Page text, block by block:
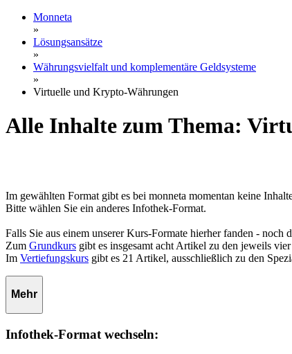
Monneta
»
Lösungsansätze
»
Währungsvielfalt und komplementäre Geldsysteme
»
Virtuelle und Krypto-Währungen
Alle Inhalte zum Thema:
Im gewählten Format gibt es bei monneta momentan keine
Bitte wählen Sie ein anderes Infothek-Format.
Falls Sie aus einem unserer Kurs-Formate hierher fanden - noch
Zum Grundkurs gibt es insgesamt acht Artikel zu den jeweils
Im Vertiefungskurs gibt es 21 Artikel, ausschließlich zu den
Mehr
Infothek-Format wechseln: